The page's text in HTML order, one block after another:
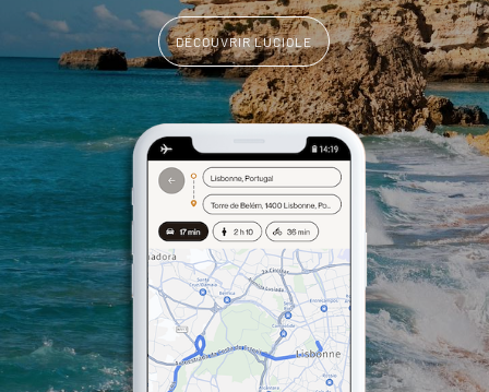
DÉCOUVRIR LUCIOLE